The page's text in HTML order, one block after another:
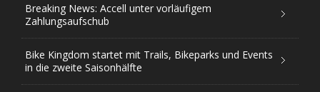
Breaking News: Accell unter vorläufigem
Zahlungsaufschub
Bike Kingdom startet mit Trails, Bikeparks und Events
in die zweite Saisonhälfte